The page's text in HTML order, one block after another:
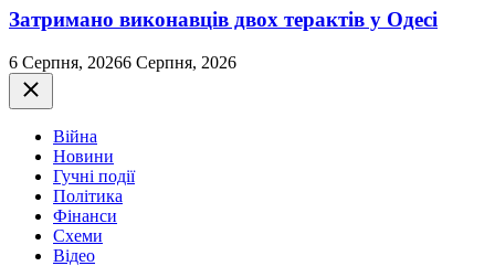
Затримано виконавців двох терактів у Одесі
6 Серпня, 20266 Серпня, 2026
Закрити
Війна
Новини
Гучні події
Політика
Фінанси
Схеми
Відео